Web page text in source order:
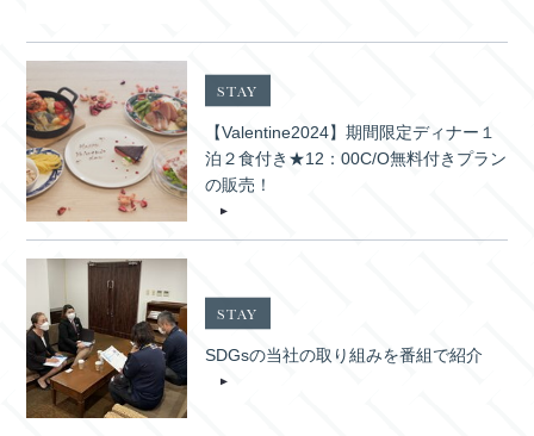
STAY
【Valentine2024】期間限定ディナー１
泊２食付き★12：00C/O無料付きプラン
の販売！
STAY
SDGsの当社の取り組みを番組で紹介